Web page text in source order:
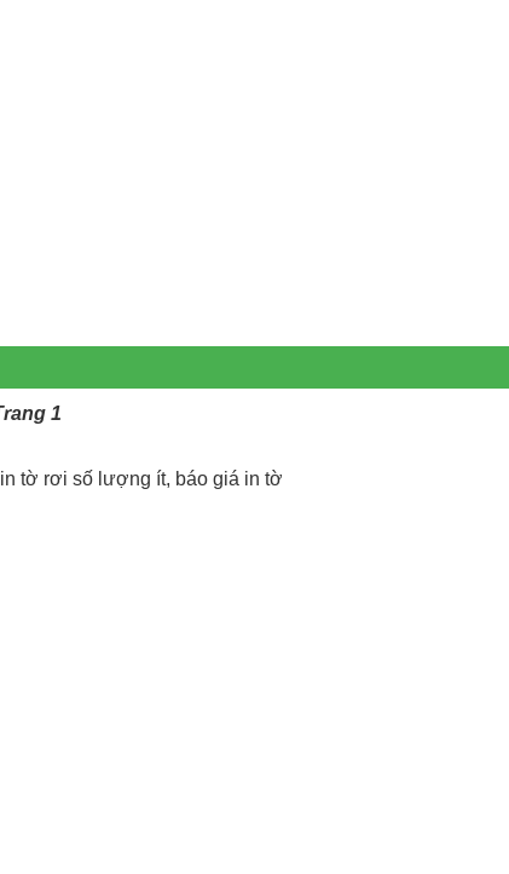
1
tờ rơi số lượng ít, báo giá in tờ